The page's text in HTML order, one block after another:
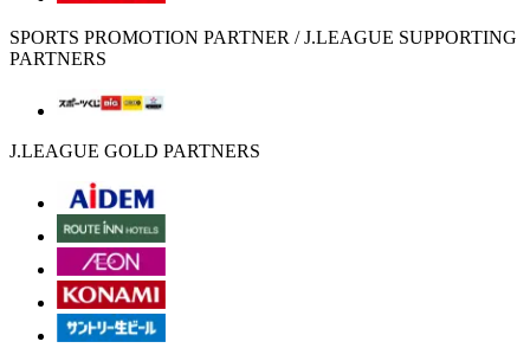
SPORTS PROMOTION PARTNER / J.LEAGUE SUPPORTING
PARTNERS
J.LEAGUE GOLD PARTNERS